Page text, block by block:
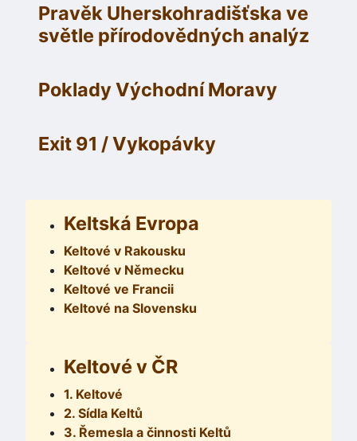
Pravěk Uherskohradišťska ve
světle přírodovědných analýz
Poklady Východní Moravy
Exit 91 / Vykopávky
Keltská Evropa
Keltové v Rakousku
Keltové v Německu
Keltové ve Francii
Keltové na Slovensku
Keltové v ČR
1. Keltové
2. Sídla Keltů
3. Řemesla a činnosti Keltů